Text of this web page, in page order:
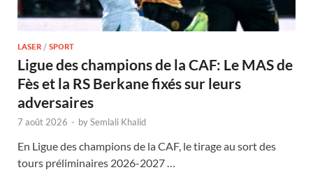
LASER / SPORT
Ligue des champions de la CAF: Le MAS de
Fès et la RS Berkane fixés sur leurs
adversaires
7 août 2026 - bySemlali Khalid
En Ligue des champions de la CAF, le tirage au sort des
tours préliminaires 2026-2027 …